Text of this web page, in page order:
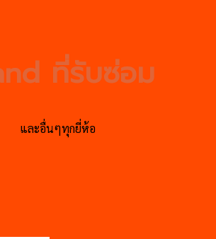
ที่รับซ่อม
และอื่นๆทุกยี่ห้อ